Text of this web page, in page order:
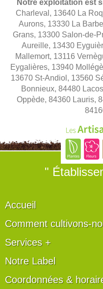
Notre exploitation est
Charleval, 13640 La
Aurons, 13330 La
Grans, 13300 Salon-de-
Aureille, 13430
Mallemort, 13116
Eygalières, 13940
13670 St-Andiol, 13560
Bonnieux, 84480
Oppède, 84360 Lauris,
"
Accueil
Comment cultivons-
Services +
Notre Label
Coordonnées &